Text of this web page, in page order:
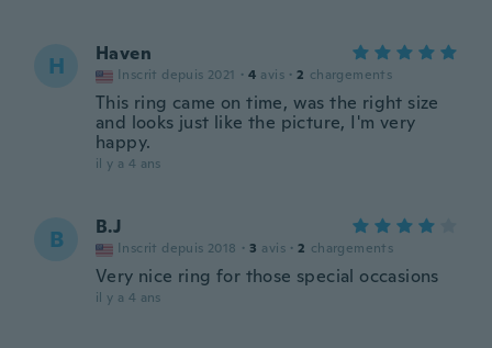
H Haven
Inscrit depuis 2021 · 4 avis · 2 chargements
This ring came on time, was the right size
and looks just like the picture, I'm very
happy.
il y a 4 ans
B B.J
Inscrit depuis 2018 · 3 avis · 2 chargements
Very nice ring for those special occasions
il y a 4 ans